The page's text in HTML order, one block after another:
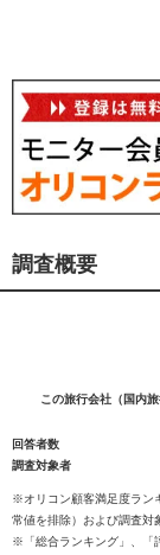
調査概要
この旅行会社（国内
回答者数
調査対象者
※オリコン顧客満足度ラン
常値を排除）および調査対
※「総合ランキング」、「